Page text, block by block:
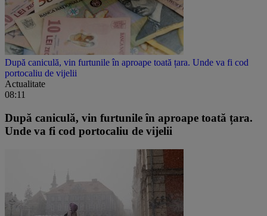
După caniculă, vin furtunile în aproape toată țara. Unde va fi cod
portocaliu de vijelii
Actualitate
08:11
După caniculă, vin furtunile în aproape toată țara.
Unde va fi cod portocaliu de vijelii